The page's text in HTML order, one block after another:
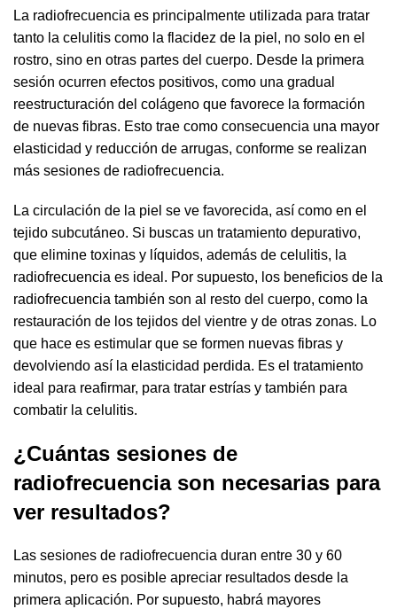
La radiofrecuencia es principalmente utilizada para tratar
tanto la celulitis como la flacidez de la piel, no solo en el
rostro, sino en otras partes del cuerpo. Desde la primera
sesión ocurren efectos positivos, como una gradual
reestructuración del colágeno que favorece la formación
de nuevas fibras. Esto trae como consecuencia una mayor
elasticidad y reducción de arrugas, conforme se realizan
más sesiones de radiofrecuencia.
La circulación de la piel se ve favorecida, así como en el
tejido subcutáneo. Si buscas un tratamiento depurativo,
que elimine toxinas y líquidos, además de celulitis, la
radiofrecuencia es ideal. Por supuesto, los beneficios de la
radiofrecuencia también son al resto del cuerpo, como la
restauración de los tejidos del vientre y de otras zonas. Lo
que hace es estimular que se formen nuevas fibras y
devolviendo así la elasticidad perdida. Es el tratamiento
ideal para reafirmar, para tratar estrías y también para
combatir la celulitis.
¿Cuántas sesiones de
radiofrecuencia son necesarias para
ver resultados?
Las sesiones de radiofrecuencia duran entre 30 y 60
minutos, pero es posible apreciar resultados desde la
primera aplicación. Por supuesto, habrá mayores